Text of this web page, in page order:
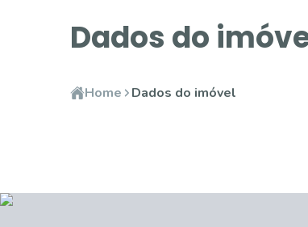
Dados do
Home Dados do imóvel